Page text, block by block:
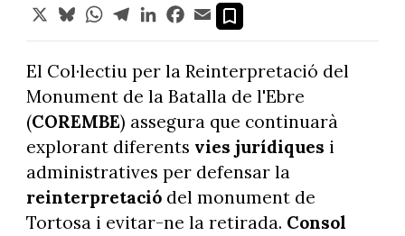
X BlueskyWhatsApp
TelegramLinkedInFacebook
Email
El Col·lectiu per la Reinterpretació del
Monument de la Batalla de l'Ebre
(COREMBE) assegura que continuarà
explorant diferents vies jurídiques i
administratives per defensar la
reinterpretació del monument de
Tortosa i evitar-ne la retirada. Consol